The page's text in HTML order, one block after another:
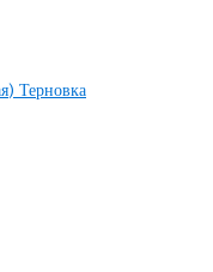
Терновка